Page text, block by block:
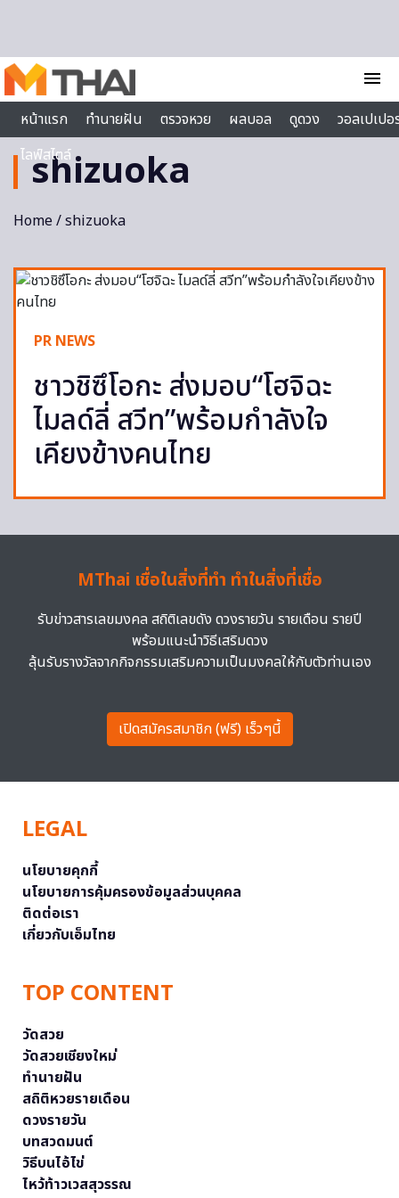
menu
หน้าแรก
ทำนายฝัน ตรวจหวย ผลบอล ดูดวง
วอลเปเป
ไลฟ์สไตล์
shizuoka
Home/ shizuoka
PR NEWS
ชาวชิซึโอกะ ส่งมอบ“โฮจิฉะ
ไมลด์ลี่ สวีท”พร้อมกำลังใจ
เคียงข้างคนไทย
MThai เชื่อในสิ่งที่ทำ ทำในสิ่งที่เชื่อ
รับข่าวสารเลขมงคล สถิติเลขดัง ดวงรายวัน รายเดือน รายปี
พร้อมแนะนำวิธีเสริมดวง
ลุ้นรับรางวัลจากกิจกรรมเสริมความเป็นมงคลให้กับตัวท่านเอง
เปิดสมัครสมาชิก (ฟรี) เร็วๆนี้
LEGAL
นโยบายคุกกี้
นโยบายการคุ้มครองข้อมูลส่วนบุคคล
ติดต่อเรา
เกี่ยวกับเอ็มไทย
TOP CONTENT
วัดสวย
วัดสวยเชียงใหม่
ทำนายฝัน
สถิติหวยรายเดือน
ดวงรายวัน
บทสวดมนต์
วิธีบนไอ้ไข่
ไหว้ท้าวเวสสุวรรณ